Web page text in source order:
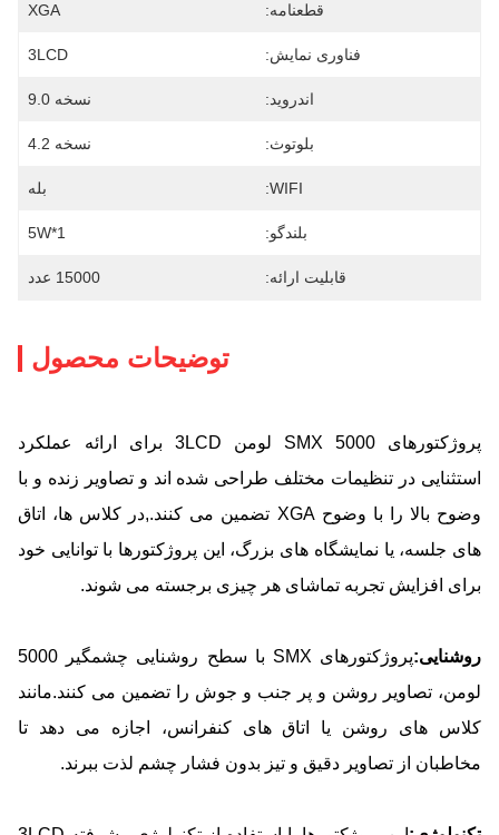
قطعنامه: XGA
فناوری نمایش: 3LCD
اندروید: نسخه 9.0
بلوتوث: نسخه 4.2
WIFI: بله
بلندگو: 1*5W
قابلیت ارائه: 15000 عدد
توضیحات محصول
پروژکتورهای SMX 5000 لومن 3LCD برای ارائه عملکرد
استثنایی در تنظیمات مختلف طراحی شده اند و تصاویر زنده و با
وضوح بالا را با وضوح XGA تضمین می کنند.,در کلاس ها، اتاق
های جلسه، یا نمایشگاه های بزرگ، این پروژکتورها با توانایی خود
برای افزایش تجربه تماشای هر چیزی برجسته می شوند.
روشنایی:
پروژکتورهای SMX با سطح روشنایی چشمگیر 5000
لومن، تصاویر روشن و پر جنب و جوش را تضمین می کنند.مانند
کلاس های روشن یا اتاق های کنفرانس، اجازه می دهد تا
مخاطبان از تصاویر دقیق و تیز بدون فشار چشم لذت ببرند.